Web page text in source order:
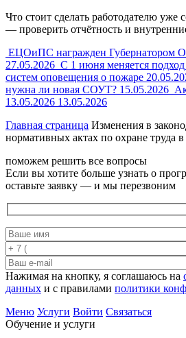
Что стоит сделать работодателю уже
— проверить отчётность и
ЕЦОиПС награжден Губернатором
27.05.2026 С 1 июня меняется
систем оповещения о пожаре
нужна ли новая СОУТ? 15.05.2026
13.05.2026 13.05.2026
Главная страница Изменения в
нормативных актах по охране труда в
поможем решить все вопросы
Если вы хотите больше узнать о
оставьте заявку — и мы перезвоним
Нажимая на кнопку, я соглашаюсь на
данных и с правилами политики
Меню Услуги Войти Связаться
Обучение и услуги